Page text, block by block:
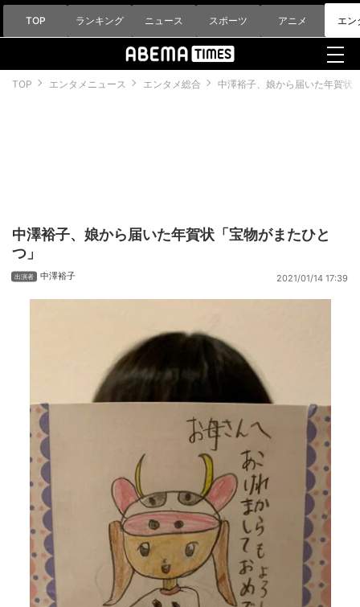
TOP ランキング ニュース スポーツ アニメ エン
TOP エンタメニュース エンタメ総合 中澤裕子、娘から届いた年賀状
中澤裕子、娘から届いた年賀状「宝物がまたひと
つ」
中澤裕子 2021/01/14 17:39